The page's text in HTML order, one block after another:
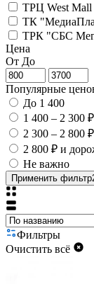
ТРЦ West Mall
ТК
ТРК "СБС
Цена
От До
Популярные
До 1 400
1 400 – 2 300 ₽
2 300 – 2 800 ₽
2 800 ₽ и
Не важно
Применить фильтр
Фильтры
Очистить всё